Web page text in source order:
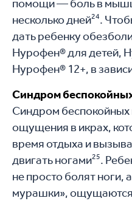
помощи — боль в
несколько дней24.
дать ребенку
Нурофен® для детей,
Нурофен® 12+, в
Синдром
Синдром
ощущения в икрах,
время отдыха и
двигать ногами25.
не просто болят ноги,
мурашки»,